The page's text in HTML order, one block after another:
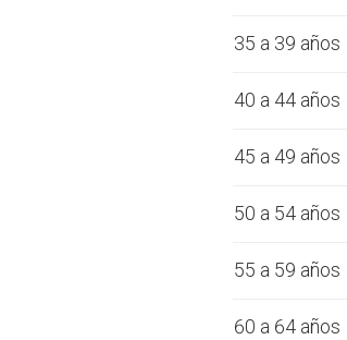
35 a 39 años
40 a 44 años
45 a 49 años
50 a 54 años
55 a 59 años
60 a 64 años